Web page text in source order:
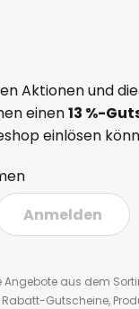
Aktionen und
einen13 %-
einlösen
Anmelden
Angebote aus dem
Gutscheine,